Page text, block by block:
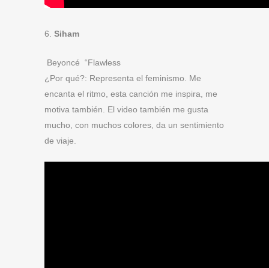
6. Siham
Beyoncé “Flawless
¿Por qué?: Representa el feminismo. Me
encanta el ritmo, esta canción me inspira, me
motiva también. El video también me gusta
mucho, con muchos colores, da un sentimiento
de viaje.